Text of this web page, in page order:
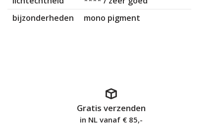
bijzonderheden
mono pigment
Gratis verzenden
in NL vanaf € 85,-